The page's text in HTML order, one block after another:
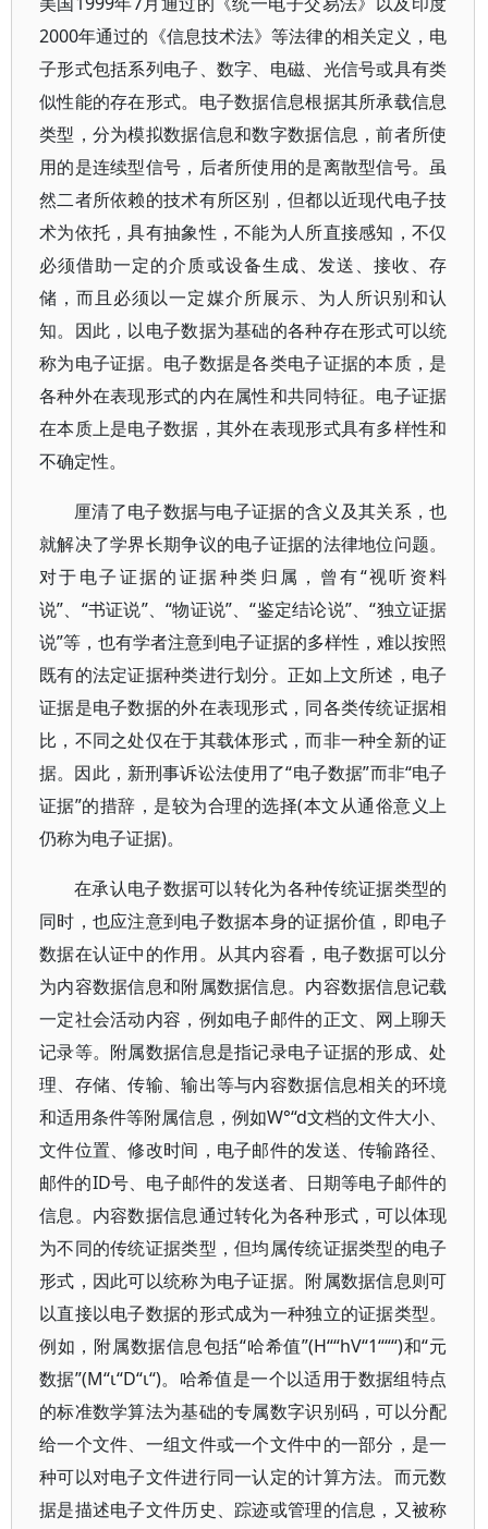
2000年通过的《信息技术法》等法律的相关定义，电
子形式包括系列电子、数字、电磁、光信号或具有类
似性能的存在形式。电子数据信息根据其所承载信息
类型，分为模拟数据信息和数字数据信息，前者所使
用的是连续型信号，后者所使用的是离散型信号。虽
然二者所依赖的技术有所区别，但都以近现代电子技
术为依托，具有抽象性，不能为人所直接感知，不仅
必须借助一定的介质或设备生成、发送、接收、存
储，而且必须以一定媒介所展示、为人所识别和认
知。因此，以电子数据为基础的各种存在形式可以统
称为电子证据。电子数据是各类电子证据的本质，是
各种外在表现形式的内在属性和共同特征。电子证据
在本质上是电子数据，其外在表现形式具有多样性和
不确定性。
厘清了电子数据与电子证据的含义及其关系，也
就解决了学界长期争议的电子证据的法律地位问题。
对于电子证据的证据种类归属，曾有“视听资料
说”、“书证说”、“物证说”、“鉴定结论说”、“独立证据
说”等，也有学者注意到电子证据的多样性，难以按照
既有的法定证据种类进行划分。正如上文所述，电子
证据是电子数据的外在表现形式，同各类传统证据相
比，不同之处仅在于其载体形式，而非一种全新的证
据。因此，新刑事诉讼法使用了“电子数据”而非“电子
证据”的措辞，是较为合理的选择(本文从通俗意义上
仍称为电子证据)。
在承认电子数据可以转化为各种传统证据类型的
同时，也应注意到电子数据本身的证据价值，即电子
数据在认证中的作用。从其内容看，电子数据可以分
为内容数据信息和附属数据信息。内容数据信息记载
一定社会活动内容，例如电子邮件的正文、网上聊天
记录等。附属数据信息是指记录电子证据的形成、处
理、存储、传输、输出等与内容数据信息相关的环境
和适用条件等附属信息，例如W°“d文档的文件大小、
文件位置、修改时间，电子邮件的发送、传输路径、
邮件的ID号、电子邮件的发送者、日期等电子邮件的
信息。内容数据信息通过转化为各种形式，可以体现
为不同的传统证据类型，但均属传统证据类型的电子
形式，因此可以统称为电子证据。附属数据信息则可
以直接以电子数据的形式成为一种独立的证据类型。
例如，附属数据信息包括“哈希值”(H““hV“1“““)和“元
数据”(M“ι“D“ι“)。哈希值是一个以适用于数据组特点
的标准数学算法为基础的专属数字识别码，可以分配
给一个文件、一组文件或一个文件中的一部分，是一
种可以对电子文件进行同一认定的计算方法。而元数
据是描述电子文件历史、踪迹或管理的信息，又被称